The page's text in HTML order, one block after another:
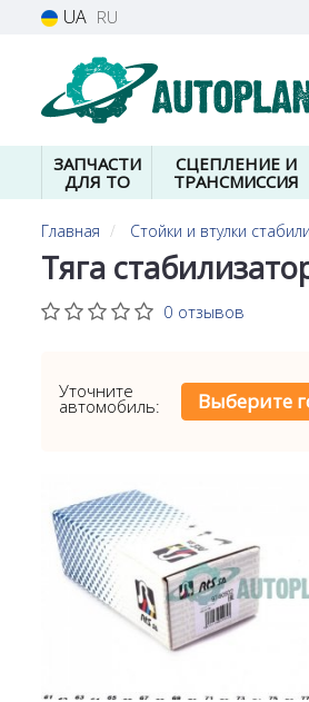
UA RU
ЗАПЧАСТИ
ДЛЯ ТО
СЦЕПЛЕНИЕ И
ТРАНСМИССИЯ
Главная Стойки и втулки
Тяга
0 отзывов
Уточните
автомобиль: Выберите